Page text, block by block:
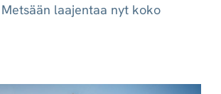
laajentaa nyt koko